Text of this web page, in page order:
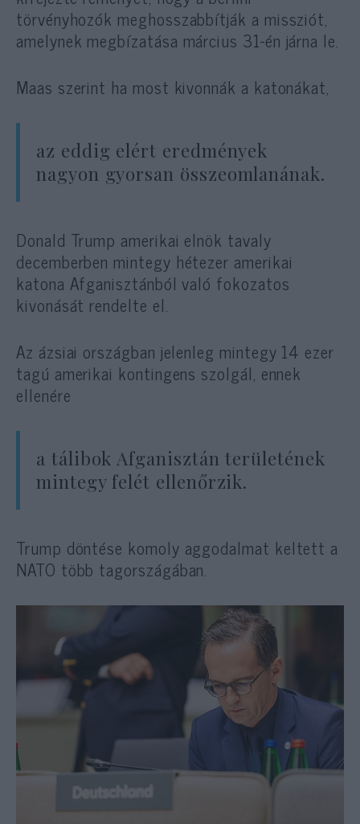
törvényhozók meghosszabbítják a missziót,
amelynek megbízatása március 31-én járna le.
Maas szerint ha most kivonnák a katonákat,
az eddig elért eredmények
nagyon gyorsan összeomlanának.
Donald Trump amerikai elnök tavaly
decemberben mintegy hétezer amerikai
katona Afganisztánból való fokozatos
kivonását rendelte el.
Az ázsiai országban jelenleg mintegy 14 ezer
tagú amerikai kontingens szolgál, ennek
ellenére
a tálibok Afganisztán területének
mintegy felét ellenőrzik.
Trump döntése komoly aggodalmat keltett a
NATO több tagországában.